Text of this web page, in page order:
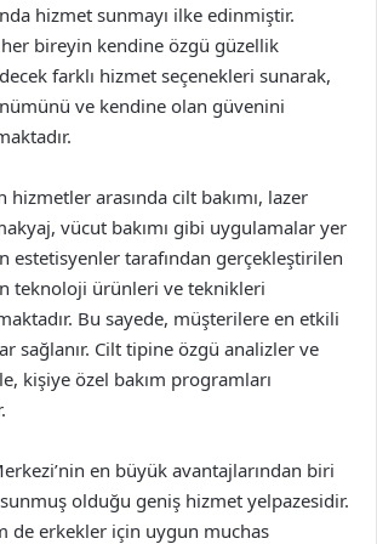
hizmet sunmayı ilke edinmiştir.
bireyin kendine özgü güzellik
farklı hizmet seçenekleri sunarak,
ve kendine olan güvenini
hizmetler arasında cilt bakımı, lazer
vücut bakımı gibi uygulamalar yer
estetisyenler tarafından gerçekleştirilen
teknoloji ürünleri ve teknikleri
Bu sayede, müşterilere en etkili
sağlanır. Cilt tipine özgü analizler ve
kişiye özel bakım programları
en büyük avantajlarından biri
olduğu geniş hizmet yelpazesidir.
de erkekler için uygun muchas